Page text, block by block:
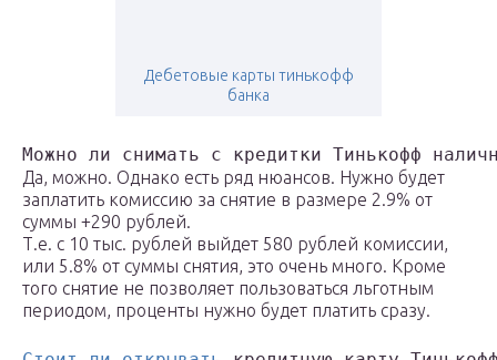
Дебетовые карты тинькофф
банка
Можно ли снимать с кредитки Тинькофф
Да, можно. Однако есть ряд нюансов. Нужно будет
заплатить комиссию за снятие в размере 2.9% от
суммы +290 рублей.
Т.е. с 10 тыс. рублей выйдет 580 рублей комиссии,
или 5.8% от суммы снятия, это очень много. Кроме
того снятие не позволяет пользоваться льготным
периодом, проценты нужно будет платить сразу.